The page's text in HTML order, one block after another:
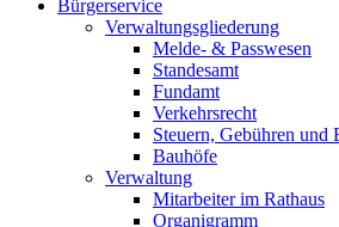
Bürgerservice
Verwaltungsgliederung
Melde- & Passwesen
Standesamt
Fundamt
Verkehrsrecht
Steuern, Gebühren und
Bauhöfe
Verwaltung
Mitarbeiter im Rathaus
Organigramm